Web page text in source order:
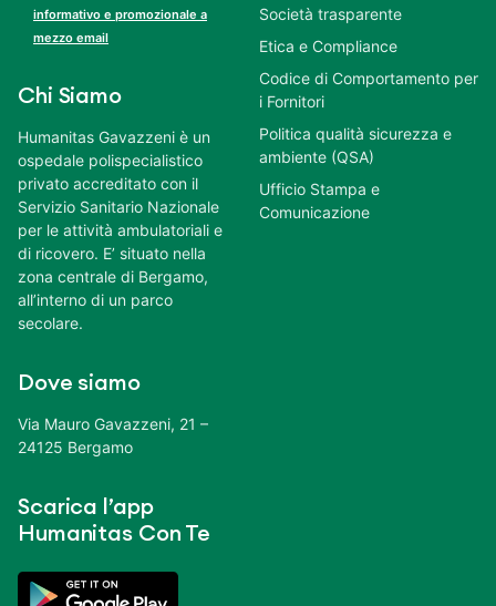
informativo e promozionale a
mezzo email
Chi Siamo
Humanitas Gavazzeni è un
ospedale polispecialistico
privato accreditato con il
Servizio Sanitario Nazionale
per le attività ambulatoriali e
di ricovero. E’ situato nella
zona centrale di Bergamo,
all’interno di un parco
secolare.
Dove siamo
Via Mauro Gavazzeni, 21 –
24125 Bergamo
Scarica l’app
Humanitas Con Te
Società trasparente
Etica e Compliance
Codice di Comportamento per
i Fornitori
Politica qualità sicurezza e
ambiente (QSA)
Ufficio Stampa e
Comunicazione